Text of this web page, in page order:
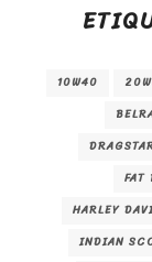
10W40
FAT
HARLEY
INDIAN